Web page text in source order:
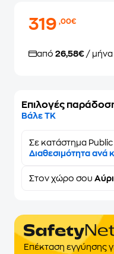
319,00€
από 26,58€ / μήνα
Επιλογές
Βάλε ΤΚ
Σε κατάστημα Public
Διαθεσιμότητα ανά
Στον χώρο σου
Επέκταση εγγύησης